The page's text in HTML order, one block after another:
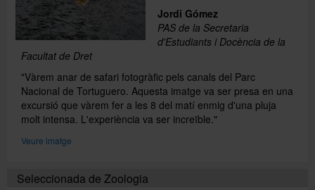
Jordi Gómez
PAS de la Secretaria
d'Estudiants i Docència de la
Facultat de Dret
"Vàrem anar de safari fotogràfic pels canals del Parc
Nacional de Tortuguero. Aquesta imatge va ser presa en una
excursió que vàrem fer a les 8 del matí enmig d'una pluja
molt intensa. L'experiència va ser increïble."
Veure imatge
Seleccionada de Zoologia